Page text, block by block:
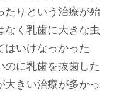
たりという治療が殆
なく乳歯に大きな虫
はいけなっかった
のに乳歯を抜歯した
大きい治療が多かっ